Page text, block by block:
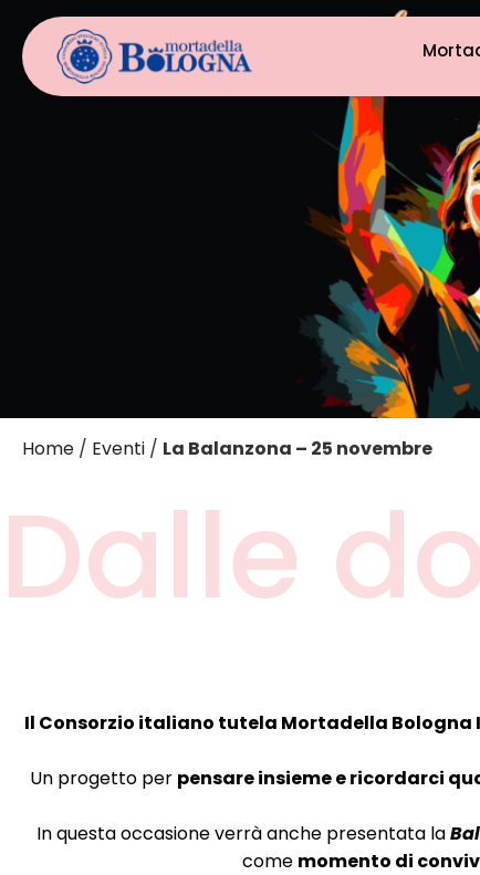
Home / Eventi / La Balanzona – 25 novembre
Dalle
Il Consorzio italiano tutela Mortadella Bologna
Un progetto per pensare insieme e ricordarci
In questa occasione verrà anche presentata la
come momento di